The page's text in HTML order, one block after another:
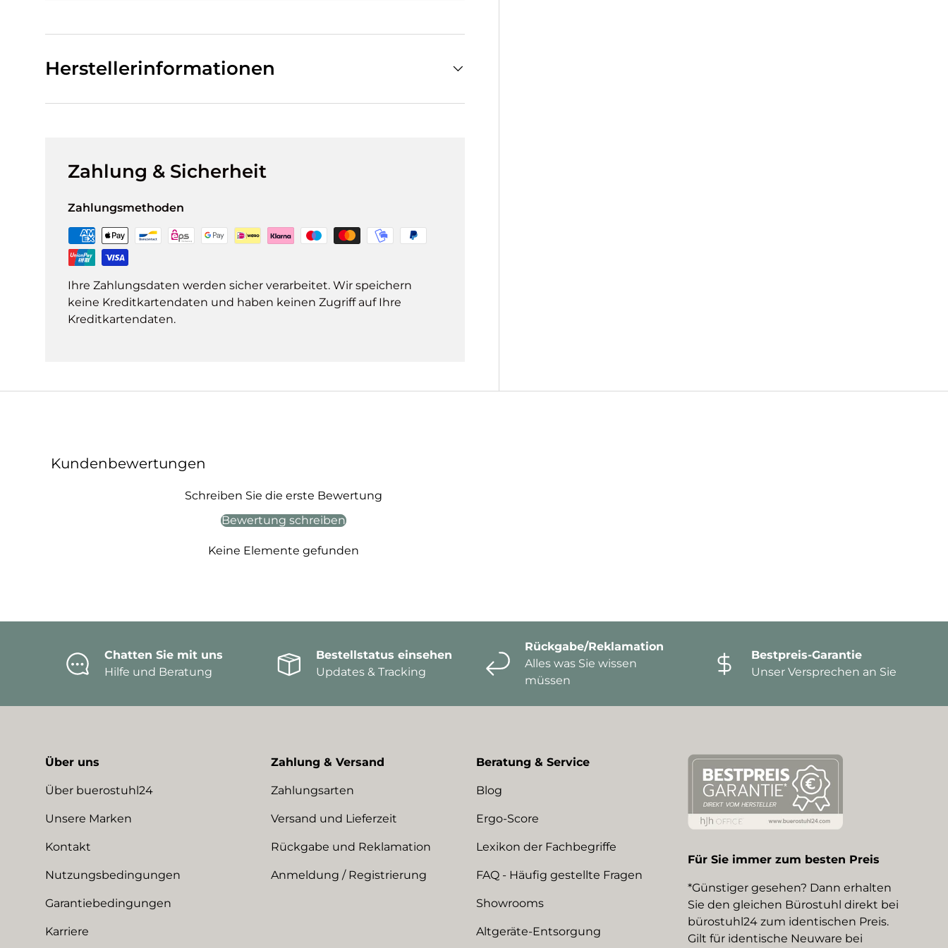
Herstellerinformationen
Zahlung & Sicherheit
Zahlungsmethoden
Ihre Zahlungsdaten werden sicher verarbeitet. Wir speichern
keine Kreditkartendaten und haben keinen Zugriff auf Ihre
Kreditkartendaten.
Kundenbewertungen
Schreiben Sie die erste Bewertung
Bewertung schreiben
Keine Elemente gefunden
Chatten Sie mit uns
Hilfe und Beratung
Bestellstatus einsehen
Updates & Tracking
Rückgabe/Reklamation
Alles was Sie wissen
müssen
Bestpreis-Garantie
Unser Versprechen an Sie
Über uns
Über buerostuhl24
Unsere Marken
Kontakt
Nutzungsbedingungen
Garantiebedingungen
Karriere
Zahlung & Versand
Zahlungsarten
Versand und Lieferzeit
Rückgabe und Reklamation
Anmeldung / Registrierung
Beratung & Service
Blog
Ergo-Score
Lexikon der Fachbegriffe
FAQ - Häufig gestellte Fragen
Showrooms
Altgeräte-Entsorgung
Für Sie immer zum besten Preis
*Günstiger gesehen? Dann erhalten
Sie den gleichen Bürostuhl direkt bei
bürostuhl24 zum identischen Preis.
Gilt für identische Neuware bei